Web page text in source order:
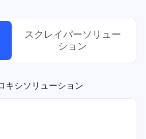
スクレイパーソリュー
ション
キシソリューション